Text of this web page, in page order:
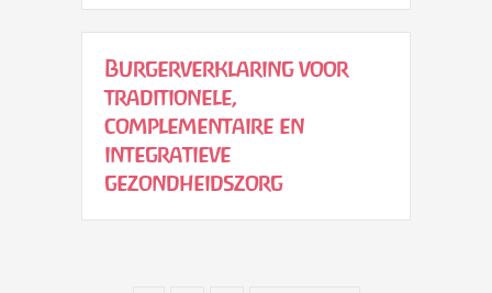
Burgerverklaring voor
traditionele,
complementaire en
integratieve
gezondheidszorg